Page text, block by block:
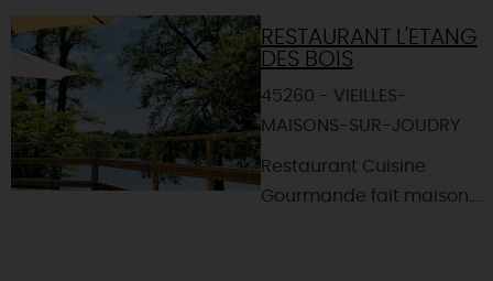
RESTAURANT L'ETANG
DES BOIS
45260 - VIEILLES-
MAISONS-SUR-JOUDRY
Restaurant Cuisine
Gourmande fait maison....